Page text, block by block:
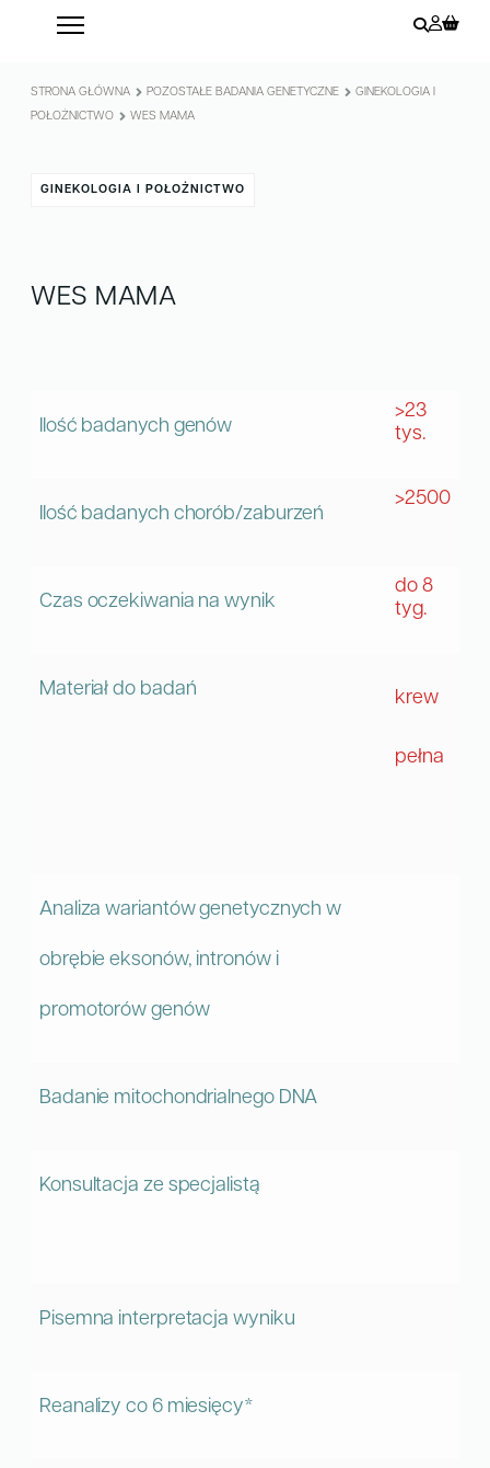
STRONA GŁÓWNA POZOSTAŁE BADANIA GENETYCZNE
GINEKOLOGIA I
POŁOŻNICTWO
WES MAMA
WES MAMA
Ilość badanych genów
>23
tys.
Ilość badanych chorób/zaburzeń
>2500
Czas oczekiwania na wynik
do 8
tyg.
Materiał do badań krew
pełna
Analiza wariantów genetycznych w
obrębie eksonów, intronów i
promotorów genów
Badanie mitochondrialnego DNA
Konsultacja ze specjalistą
Pisemna interpretacja wyniku
Reanalizy co 6 miesięcy*
GINEKOLOGIA I POŁOŻNICTWO